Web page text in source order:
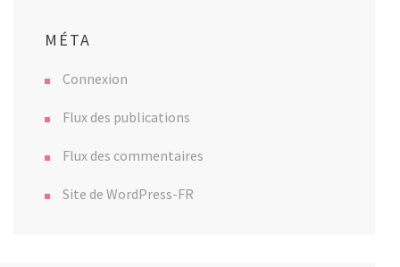
MÉTA
Connexion
Flux des publications
Flux des commentaires
Site de WordPress-FR